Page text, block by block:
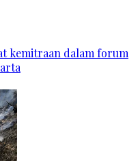
kemitraan dalam forum